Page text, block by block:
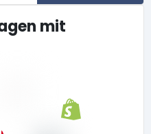
mit